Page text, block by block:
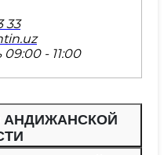
33
- 11:00
АНДИЖАНСКОЙ